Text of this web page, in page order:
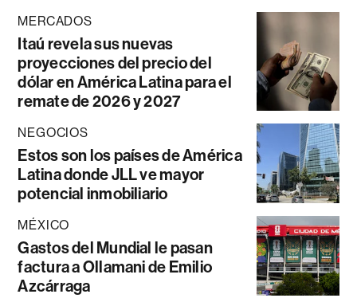
MERCADOS
Itaú revela sus nuevas
proyecciones del precio del
dólar en América Latina para el
remate de 2026 y 2027
NEGOCIOS
Estos son los países de América
Latina donde JLL ve mayor
potencial inmobiliario
MÉXICO
Gastos del Mundial le pasan
factura a Ollamani de Emilio
Azcárraga